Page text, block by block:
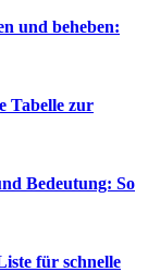
und beheben:
Tabelle zur
Bedeutung: So
für schnelle